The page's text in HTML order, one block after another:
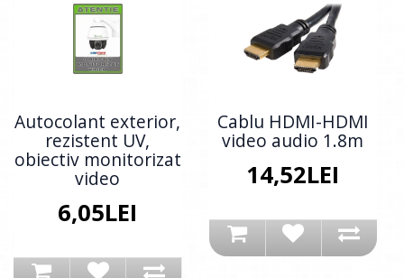
Autocolant exterior,
rezistent UV,
obiectiv monitorizat
video
6,05LEI
Cablu HDMI-HDMI
video audio 1.8m
14,52LEI